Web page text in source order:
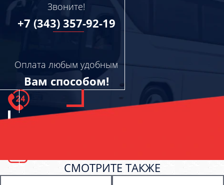
Звоните!
+7 (343) 357-92-19
Оплата любым удобным
Вам способом!
СМОТРИТЕ ТАКЖЕ